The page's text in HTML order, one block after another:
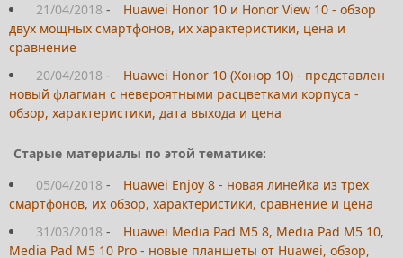
21/04/2018 -
Huawei Honor 10 и Honor View 10 - обзор
двух мощных смартфонов, их характеристики, цена и
сравнение
20/04/2018 -
Huawei Honor 10 (Хонор 10) - представлен
новый флагман с невероятными расцветками корпуса -
обзор, характеристики, дата выхода и цена
Старые материалы по этой тематике:
05/04/2018 -
Huawei Enjoy 8 - новая линейка из трех
смартфонов, их обзор, характеристики, сравнение и цена
31/03/2018 -
Huawei Media Pad M5 8, Media Pad M5 10,
Media Pad M5 10 Pro - новые планшеты от Huawei, обзор,